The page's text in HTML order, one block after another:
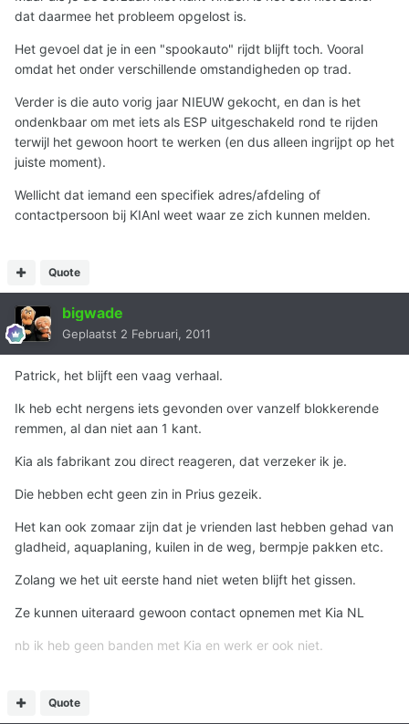
dat daarmee het probleem opgelost is.
Het gevoel dat je in een "spookauto" rijdt blijft toch. Vooral
omdat het onder verschillende omstandigheden op trad.
Verder is die auto vorig jaar NIEUW gekocht, en dan is het
ondenkbaar om met iets als ESP uitgeschakeld rond te rijden
terwijl het gewoon hoort te werken (en dus alleen ingrijpt op het
juiste moment).
Wellicht dat iemand een specifiek adres/afdeling of
contactpersoon bij KIAnl weet waar ze zich kunnen melden.
Quote
bigwade
Geplaatst 2 Februari, 2011
Patrick, het blijft een vaag verhaal.
Ik heb echt nergens iets gevonden over vanzelf blokkerende
remmen, al dan niet aan 1 kant.
Kia als fabrikant zou direct reageren, dat verzeker ik je.
Die hebben echt geen zin in Prius gezeik.
Het kan ook zomaar zijn dat je vrienden last hebben gehad van
gladheid, aquaplaning, kuilen in de weg, bermpje pakken etc.
Zolang we het uit eerste hand niet weten blijft het gissen.
Ze kunnen uiteraard gewoon contact opnemen met Kia NL
nb ik heb geen banden met Kia en werk er ook niet.
Quote